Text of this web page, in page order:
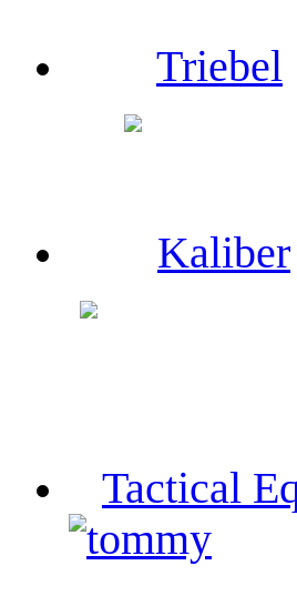
Triebel
Kaliber
Tactical